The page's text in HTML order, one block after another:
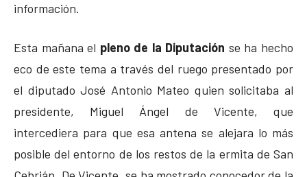
información.
Esta mañana el pleno de la Diputación se ha hecho
eco de este tema a través del ruego presentado por
el diputado José Antonio Mateo quien solicitaba al
presidente, Miguel Ángel de Vicente, que
intercediera para que esa antena se alejara lo más
posible del entorno de los restos de la ermita de San